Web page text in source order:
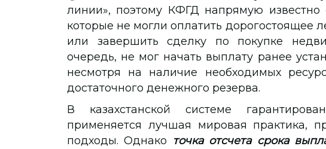
линии», поэтому КФГД напрямую известно
которые не могли оплатить дорогостоящее
или завершить сделку по покупке
очередь, не мог начать выплату ранее
несмотря на наличие необходимых
достаточного денежного резерва.
В казахстанской системе
применяется лучшая мировая практика,
подходы. Однако точка отсчета срока